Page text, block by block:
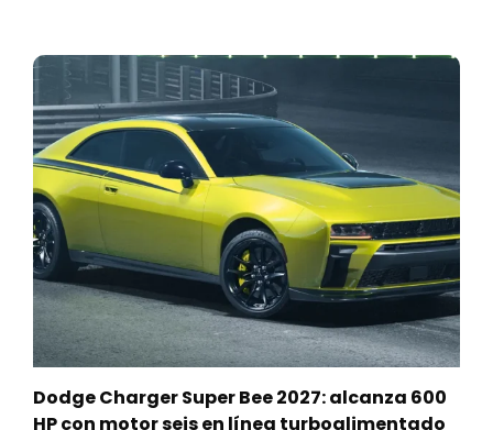
Dodge Charger Super Bee 2027: alcanza 600
HP con motor seis en línea turboalimentado